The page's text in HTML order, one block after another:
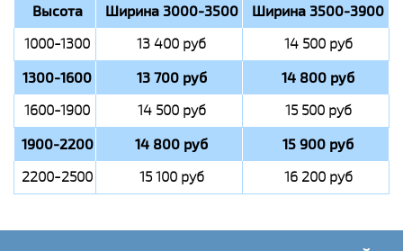
Высота Ширина 3000-3500 Ширина 3500-3900
1000-1300 13 400 руб 14 500 руб
1300-1600 13 700 руб 14 800 руб
1600-1900 14 500 руб 15 500 руб
1900-2200 14 800 руб 15 900 руб
2200-2500 15 100 руб 16 200 руб